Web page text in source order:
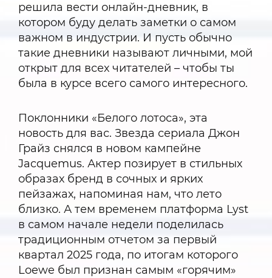
решила вести онлайн-дневник, в
котором буду делать заметки о самом
важном в индустрии. И пусть обычно
такие дневники называют личными, мой
открыт для всех читателей – чтобы ты
была в курсе всего самого интересного.
Поклонники «Белого лотоса», эта
новость для вас. Звезда сериала Джон
Грайз снялся в новом кампейне
Jacquemus. Актер позирует в стильных
образах бренд в сочных и ярких
пейзажах, напоминая нам, что лето
близко. А тем временем платформа Lyst
в самом начале недели поделилась
традиционным отчетом за первый
квартал 2025 года, по итогам которого
Loewe был признан самым «горячим»